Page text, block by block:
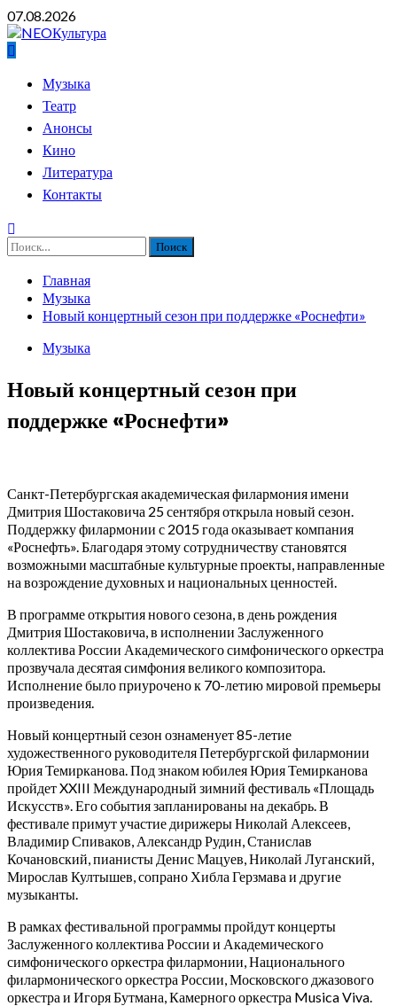
Перейти
к
содержимому
07.08.2026
ОсновноеМузыка
Театр
Анонсы
Кино
Литература
Контакты
Найти:
Главная
Музыка
Новый концертный сезон при поддержке «Роснефти»
Музыка
Новый концертный сезон при
поддержке «Роснефти»
Санкт-Петербургская академическая филармония имени
Дмитрия Шостаковича 25 сентября открыла новый сезон.
Поддержку филармонии с 2015 года оказывает компания
«Роснефть». Благодаря этому сотрудничеству становятся
возможными масштабные культурные проекты, направленные
на возрождение духовных и национальных ценностей.
В программе открытия нового сезона, в день рождения
Дмитрия Шостаковича, в исполнении Заслуженного
коллектива России Академического симфонического оркестра
прозвучала десятая симфония великого композитора.
Исполнение было приурочено к 70-летию мировой премьеры
произведения.
Новый концертный сезон ознаменует 85-летие
художественного руководителя Петербургской филармонии
Юрия Темирканова. Под знаком юбилея Юрия Темирканова
пройдет XXIII Международный зимний фестиваль «Площадь
Искусств». Его события запланированы на декабрь. В
фестивале примут участие дирижеры Николай Алексеев,
Владимир Спиваков, Александр Рудин, Станислав
Кочановский, пианисты Денис Мацуев, Николай Луганский,
Мирослав Култышев, сопрано Хибла Герзмава и другие
музыканты.
В рамках фестивальной программы пройдут концерты
Заслуженного коллектива России и Академического
симфонического оркестра филармонии, Национального
филармонического оркестра России, Московского джазового
оркестра и Игоря Бутмана, Камерного оркестра Musica Viva.